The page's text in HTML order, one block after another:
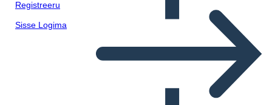
Registreeru
Sisse Logima